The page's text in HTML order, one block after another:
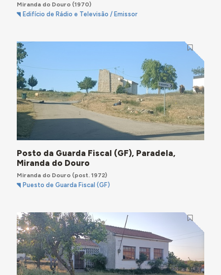
Miranda do Douro(1970)
Edifício de Rádio e Televisão / Emissor
Posto da Guarda Fiscal (GF), Paradela,
Miranda do Douro
Miranda do Douro(post. 1972)
Puesto de Guarda Fiscal (GF)